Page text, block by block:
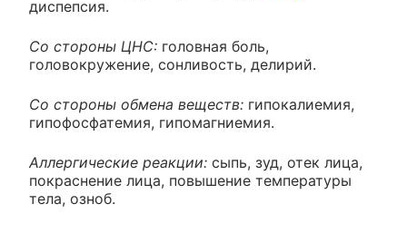
диспепсия.
Со стороны ЦНС: головная боль,
головокружение, сонливость, делирий.
Со стороны обмена веществ: гипокалиемия,
гипофосфатемия, гипомагниемия.
Аллергические реакции: сыпь, зуд, отек лица,
покраснение лица, повышение температуры
тела, озноб.